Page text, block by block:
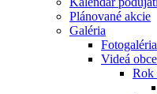
Plánované akcie
Galéria
Videá obce
Rok